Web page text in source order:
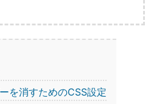
を消すためのCSS設定